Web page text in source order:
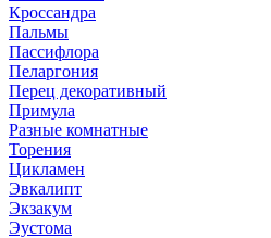
Кроссандра
Пальмы
Пассифлора
Пеларгония
Перец декоративный
Примула
Разные комнатные
Торения
Цикламен
Эвкалипт
Экзакум
Эустома